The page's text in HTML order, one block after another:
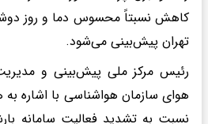
کاهش نسبتاً محسوس دما و روز
تهران پیش‌بینی می‌شود.
رئیس مرکز ملی پیش‌بینی و
هوای سازمان هواشناسی با اشاره
نسبت به تشدید فعالیت سامانه